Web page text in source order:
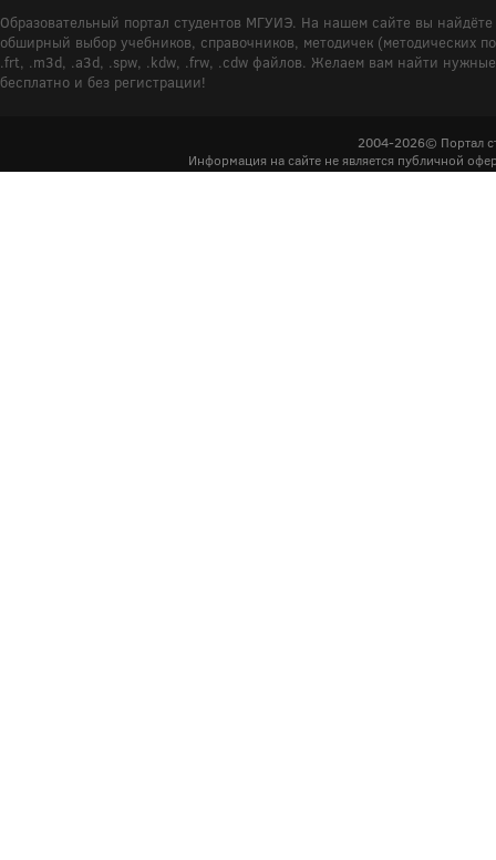
Образовательный портал студентов МГУИЭ. На нашем сайте вы
обширный выбор учебников, справочников, методичек (методических
.frt, .m3d, .a3d, .spw, .kdw, .frw, .cdw файлов. Желаем вам найти
бесплатно и без регистрации!
2004-2026© Портал
Информация на сайте не является публичной